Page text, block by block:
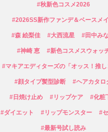
#秋新色コスメ2026
#2026SS新作ファンデ＆ベースメ
#森 絵梨佳 #大西流星 #田中み
#神崎 恵 #新色コスメスウォッ
#マキアエディターズの「オッス！推し
#顔タイプ髪型診断 #ヘアカタロ
#日焼け止め #リップケア #化粧
#ダイエット #リップモンスター #
#最新号試し読み